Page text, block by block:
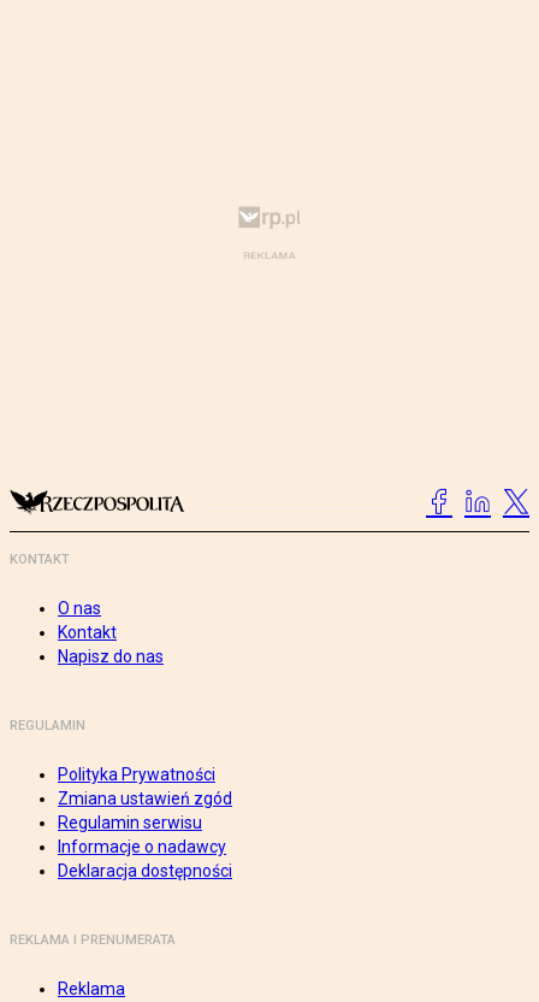
KONTAKT
O nas
Kontakt
Napisz do nas
REGULAMIN
Polityka Prywatności
Zmiana ustawień zgód
Regulamin serwisu
Informacje o nadawcy
Deklaracja dostępności
REKLAMA I PRENUMERATA
Reklama